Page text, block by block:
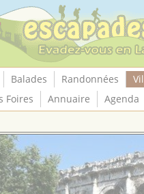
Balades Randonnées
Foires
Annuaire Agenda